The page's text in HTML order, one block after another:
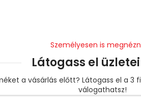
Személyesen is
Látogass el
a vásárlás előtt? Látogass el a
válogathatsz!